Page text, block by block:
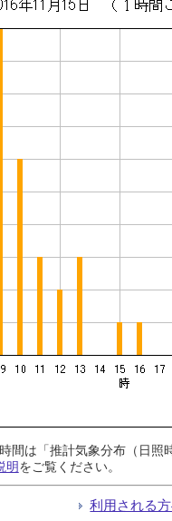
間は「推計気象分布（日
明をご覧ください。
利用される